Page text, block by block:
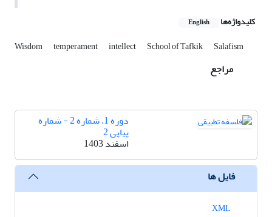
کلیدواژه‌ها English
Wisdom temperament intellect School of Tafkik Salafism
مراجع
دوره 1، شماره 2 - شماره
پیاپی 2
اسفند 1403
فایل ها